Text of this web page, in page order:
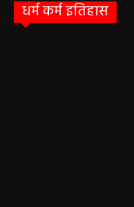
धर्म कर्म इतिहास